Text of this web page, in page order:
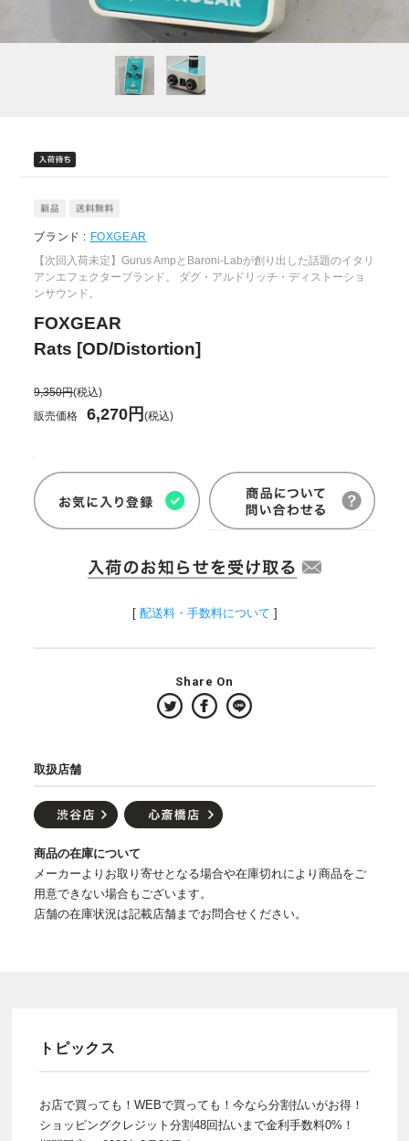
ブランド : FOXGEAR
【次回入荷未定】Gurus AmpとBaroni-Labが創り出した話題のイタリ
アンエフェクターブランド。 ダグ・アルドリッチ・ディストーショ
ンサウンド。
FOXGEAR
Rats [OD/Distortion]
9,350円(税込)
販売価格
6,270円(税込)
[ 配送料・手数料について ]
Share On
取扱店舗
商品の在庫について
メーカーよりお取り寄せとなる場合や在庫切れにより商品をご
用意できない場合もございます。
店舗の在庫状況は記載店舗までお問合せください。
トピックス
お店で買っても！WEBで買っても！今なら分割払いがお得！
ショッピングクレジット分割48回払いまで金利手数料0%！